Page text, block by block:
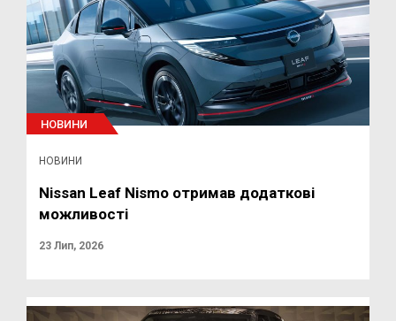
НОВИНИ
НОВИНИ
Nissan Leaf Nismo отримав додаткові
можливості
23 Лип, 2026